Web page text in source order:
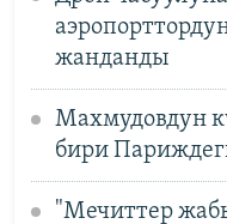
жанданды
Махмудовдун
бири
"Мечиттер